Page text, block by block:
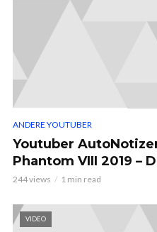
ANDERE YOUTUBER
Youtuber
Phantom VIII 2019 –
244 views 1 min read
VIDEO